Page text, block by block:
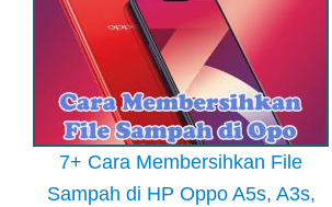
7+ Cara Membersihkan File
Sampah di HP Oppo A5s, A3s,